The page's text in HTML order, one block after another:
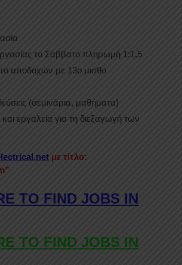
το Σάββατο πληρωμή 1:1,5
αποδοχών με 13ο μισθό
(σεμινάρια, μαθήματα)
εργαλεία για τη διεξαγωγή των
με τίτλο:
TO FIND JOBS IN
TO FIND JOBS IN